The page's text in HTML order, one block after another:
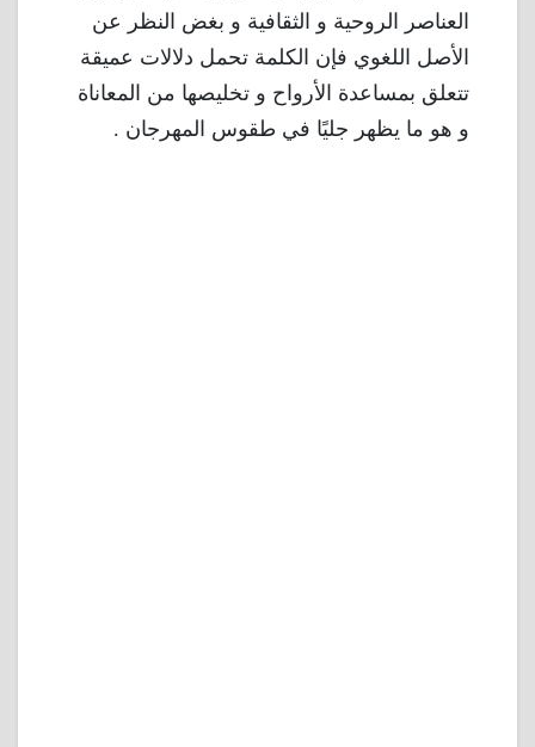
العناصر الروحية و الثقافية و بغض النظر عن
الأصل اللغوي فإن الكلمة تحمل دلالات عميقة
تتعلق بمساعدة الأرواح و تخليصها من المعاناة
و هو ما يظهر جليًا في طقوس المهرجان .